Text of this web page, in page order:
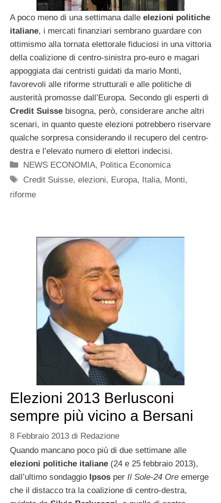
A poco meno di una settimana dalle elezioni politiche
italiane, i mercati finanziari sembrano guardare con
ottimismo alla tornata elettorale fiduciosi in una vittoria
della coalizione di centro-sinistra pro-euro e magari
appoggiata dai centristi guidati da mario Monti,
favorevoli alle riforme strutturali e alle politiche di
austerità promosse dall’Europa. Secondo gli esperti di
Credit Suisse bisogna, però, considerare anche altri
scenari, in quanto queste elezioni potrebbero riservare
qualche sorpresa considerando il recupero del centro-
destra e l’elevato numero di elettori indecisi.
Categorie
NEWS ECONOMIA, Politica Economica
Tag
Credit Suisse,elezioni, Europa, Italia, Monti,
riforme
Elezioni 2013 Berlusconi
sempre più vicino a Bersani
8 Febbraio 2013 di Redazione
Quando mancano poco più di due settimane alle
elezioni politiche italiane (24 e 25 febbraio 2013),
dall’ultimo sondaggio Ipsos per Il Sole-24 Ore emerge
che il distacco tra la coalizione di centro-destra,